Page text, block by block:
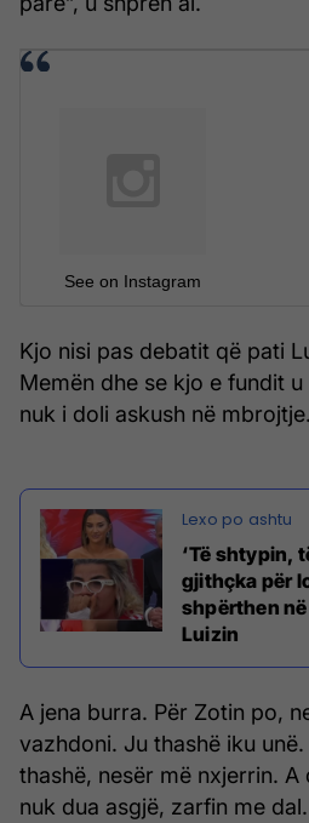
See on Instagram
Kjo nisi pas debatit që pati
Memën dhe se kjo e fundit
nuk i doli askush në mbrojtje.
‘Të shtypin,
gjithçka për
shpërthen
Luizin
A jena burra. Për Zotin po,
vazhdoni. Ju thashë iku
thashë, nesër më nxjerrin.
nuk dua asgjë, zarfin me